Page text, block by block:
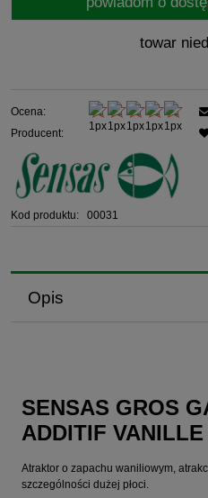
towar
Ocena:
Producent:
Kod produktu: 00031
Opis
SENSAS GROS
ADDITIF VANILLE
Atraktor o zapachu waniliowym,
szczególności dużej płoci.